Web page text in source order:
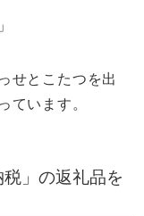
せとこたつを出
ています。
」の返礼品を